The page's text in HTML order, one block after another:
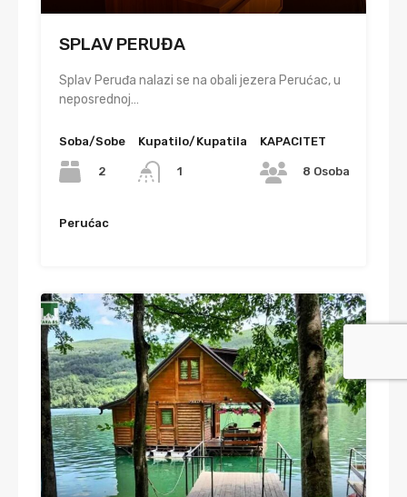
SPLAV PERUĐA
Splav Peruđa nalazi se na obali jezera Perućac, u
neposrednoj…
Soba/Sobe
2
Kupatilo/Kupatila
1
KAPACITET
8 Osoba
Perućac